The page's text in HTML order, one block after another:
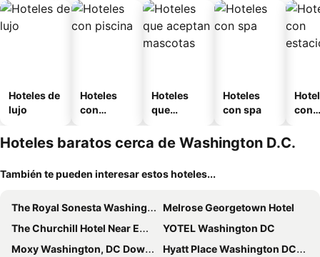
Hoteles de
lujo
Hoteles
con
Hoteles
que
mascotas
Hoteles
con spa
con
Hoteles baratos cerca de Washington D.C.
También te pueden interesar estos hoteles...
The Royal Sonesta Washington DC Dupont Circle
Melrose Georgetown Hotel
The Churchill Hotel Near Embassy Row
YOTEL Washington DC
Moxy Washington, DC Downtown
Hyatt Place Washington DC/US Capitol